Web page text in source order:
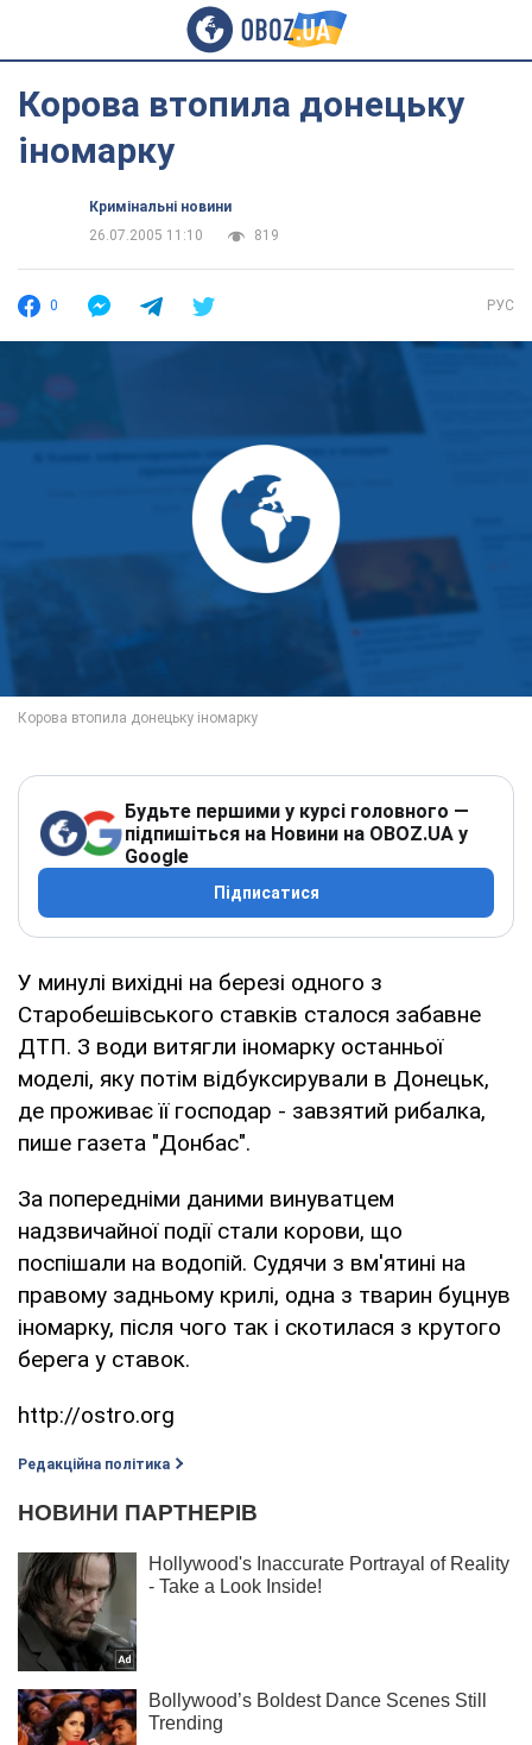
Корова втопила донецьку
іномарку
Кримінальні новини
26.07.2005 11:10
819
0 РУС
Будьте першими у курсі головного —
підпишіться на Новини на OBOZ.UA у
Google
Підписатися
У минулі вихідні на березі одного з
Старобешівського ставків сталося забавне
ДТП. З води витягли іномарку останньої
моделі, яку потім відбуксирували в Донецьк,
де проживає її господар - завзятий рибалка,
пише газета "Донбас".
За попередніми даними винуватцем
надзвичайної події стали корови, що
поспішали на водопій. Судячи з вм'ятині на
правому задньому крилі, одна з тварин буцнув
іномарку, після чого так і скотилася з крутого
берега у ставок.
http://ostro.org
Редакційна політика